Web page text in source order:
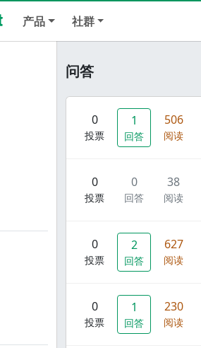
产品 社群
问答
0
投票
1
回答
506
阅读
0
投票
0
回答
38
阅读
0
投票
2
回答
627
阅读
0
投票
1
回答
230
阅读